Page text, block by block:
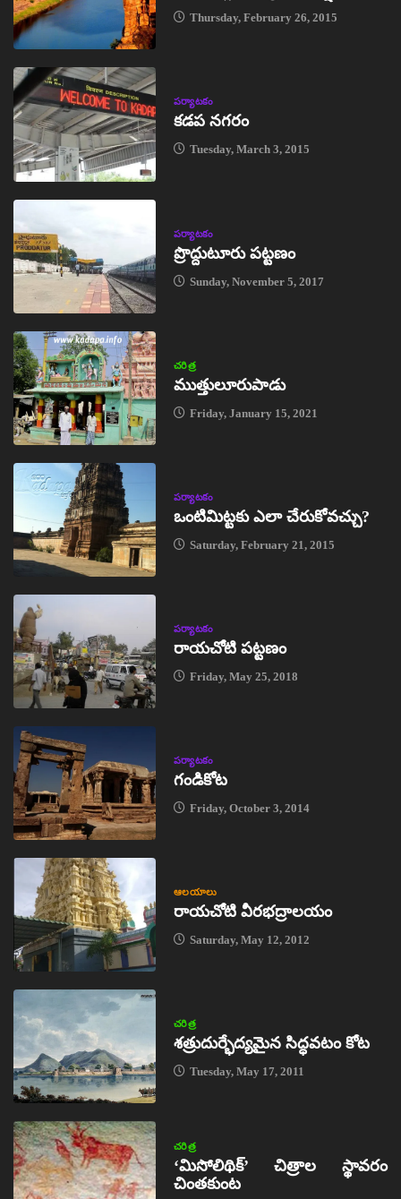
Thursday, February 26, 2015
పర్యాటకం
కడప నగరం
Tuesday, March 3, 2015
పర్యాటకం
ప్రొద్దుటూరు పట్టణం
Sunday, November 5, 2017
చరిత్ర
ముత్తులూరుపాడు
Friday, January 15, 2021
పర్యాటకం
ఒంటిమిట్టకు ఎలా చేరుకోవచ్చు?
Saturday, February 21, 2015
పర్యాటకం
రాయచోటి పట్టణం
Friday, May 25, 2018
పర్యాటకం
గండికోట
Friday, October 3, 2014
ఆలయాలు
రాయచోటి వీరభద్రాలయం
Saturday, May 12, 2012
చరిత్ర
శత్రుదుర్భేద్యమైన సిద్ధవటం కోట
Tuesday, May 17, 2011
చరిత్ర
‘మిసోలిథిక్‌’ చిత్రాల స్థావరం
చింతకుంట